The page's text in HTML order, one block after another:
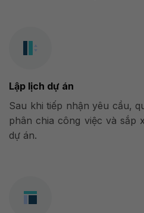
Lập lịch dự án
Sau khi tiếp nhận yêu cầu,
phân chia công việc và sắp
dự án.